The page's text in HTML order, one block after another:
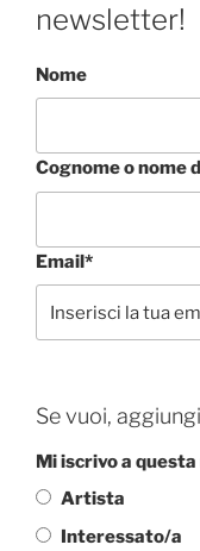
newsletter!
Nome
Cognome o nome
Email*
Se vuoi,
Mi iscrivo a
Artista
Interessato/a